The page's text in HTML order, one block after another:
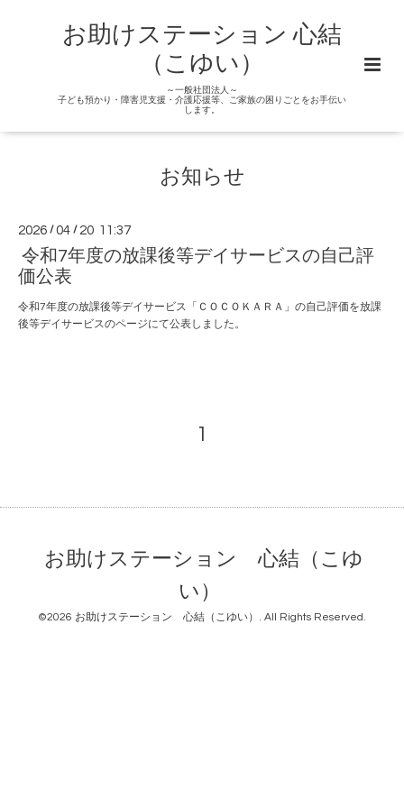
お助けステーション 心結
（こゆい）
～一般社団法人～
子ども預かり・障害児支援・介護応援等、ご家族の困りごとをお手伝い
します。
お知らせ
2026 /04 / 20 11:37
令和7年度の放課後等デイサービスの自己評
価公表
令和7年度の放課後等デイサービス「ＣＯＣＯＫＡＲＡ」の自己評価を放課
後等デイサービスのページにて公表しました。
1
お助けステーション 心結（こゆ
い）
©2026 お助けステーション 心結（こゆい） . All Rights Reserved.